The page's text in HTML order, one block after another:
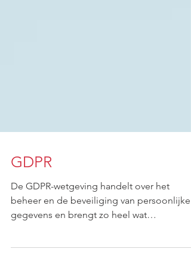
GDPR
De GDPR-wetgeving handelt over het
gegevens en brengt zo heel wat